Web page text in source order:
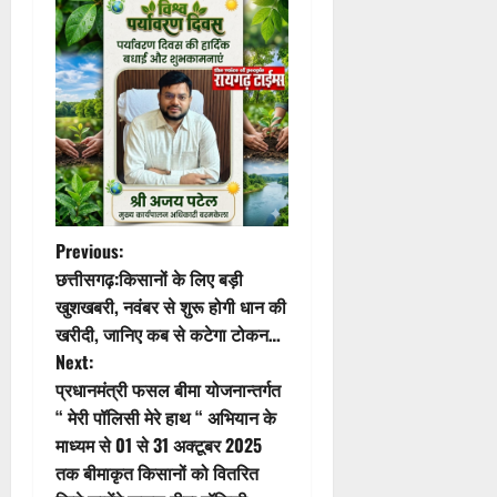
P
o
s
t
n
Previous:
छत्तीसगढ़:किसानों के लिए बड़ी
खुशखबरी, नवंबर से शुरू होगी धान की
खरीदी, जानिए कब से कटेगा टोकन…
Next:
प्रधानमंत्री फसल बीमा योजनान्तर्गत
“ मेरी पॉलिसी मेरे हाथ “ अभियान के
माध्यम से 01 से 31 अक्टूबर 2025
तक बीमाकृत किसानों को वितरित